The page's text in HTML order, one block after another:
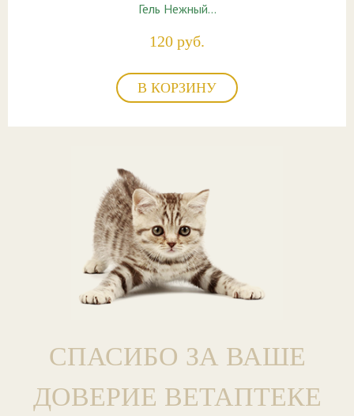
Гель Нежный…
120 руб.
В КОРЗИНУ
СПАСИБО ЗА ВАШЕ
ДОВЕРИЕ ВЕТАПТЕКЕ